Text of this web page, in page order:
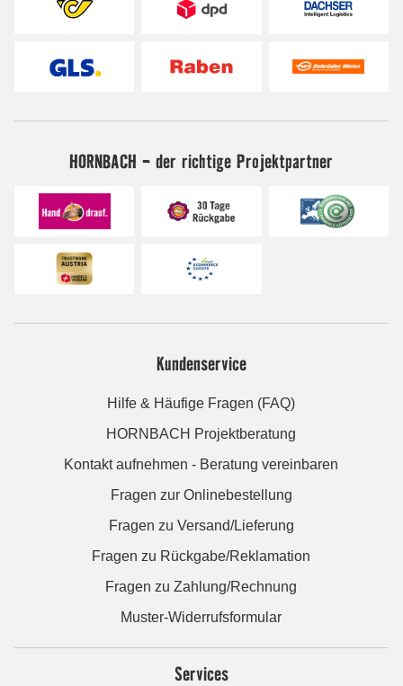
HORNBACH - der richtige Projektpartner
Kundenservice
Hilfe & Häufige Fragen (FAQ)
HORNBACH Projektberatung
Kontakt aufnehmen - Beratung vereinbaren
Fragen zur Onlinebestellung
Fragen zu Versand/Lieferung
Fragen zu Rückgabe/Reklamation
Fragen zu Zahlung/Rechnung
Muster-Widerrufsformular
Services